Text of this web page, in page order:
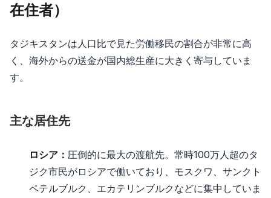
在住者）
タジキスタンは人口比で見た労働移民の割合が非常に高
く、海外からの送金が国内総生産に大きく寄与していま
す。
主な居住先
ロシア： 圧倒的に最大の渡航先。常時100万人超のタ
ジク市民がロシアで働いており、モスクワ、サンクト
ペテルブルク、エカテリンブルクなどに集中していま